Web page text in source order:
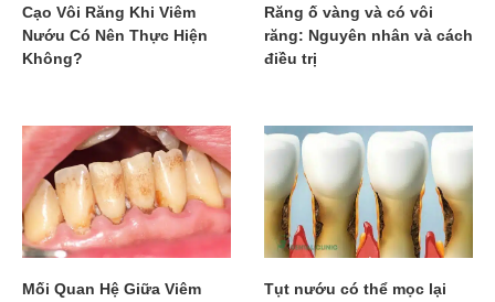
Cạo Vôi Răng Khi Viêm
Nướu Có Nên Thực Hiện
Không?
Răng ố vàng và có vôi
răng: Nguyên nhân và cách
điều trị
Mối Quan Hệ Giữa Viêm
Tụt nướu có thể mọc lại